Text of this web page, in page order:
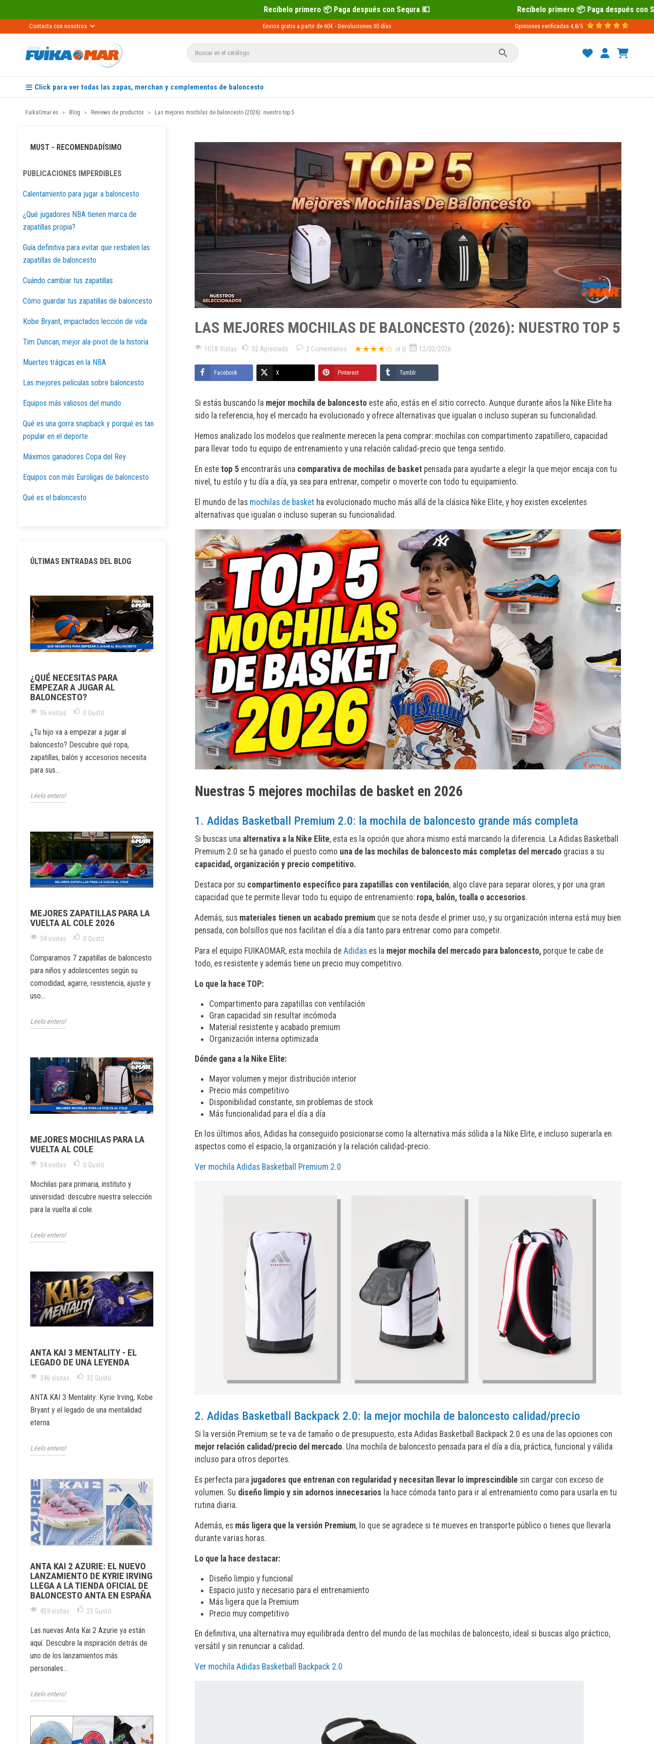
Recíbelo primero 📦 Paga después con Sequra 💶 Recíbelo primero 📦 Paga después con Sequra 💶
Contacta con nosotros Envios gratis a partir de 60€ - Devoluciones 30 días Opiniones verificadas 4,8/5

Click para ver todas las zapas, merchan y complementos de baloncesto
FuikaOmar.es Blog Reviews de productos Las mejores mochilas de baloncesto (2026): nuestro top 5
MUST - RECOMENDADÍSIMO
PUBLICACIONES IMPERDIBLES
Calentamiento para jugar a baloncesto
¿Qué jugadores NBA tienen marca de
zapatillas propia?
Guía definitiva para evitar que resbalen las
zapatillas de baloncesto
Cuándo cambiar tus zapatillas
Cómo guardar tus zapatillas de baloncesto
Kobe Bryant, impactados lección de vida
Tim Duncan, mejor ala-pivot de la historia
Muertes trágicas en la NBA
Las mejores películas sobre baloncesto
Equipos más valiosos del mundo
Qué es una gorra snapback y porqué es tan
popular en el deporte
Máximos ganadores Copa del Rey
Equipos con más Euroligas de baloncesto
Qué es el baloncesto
ÚLTIMAS ENTRADAS DEL BLOG
¿QUÉ NECESITAS PARA
EMPEZAR A JUGAR AL
BALONCESTO?
36 visitas 0 Gustó
¿Tu hijo va a empezar a jugar al
baloncesto? Descubre qué ropa,
zapatillas, balón y accesorios necesita
para sus...
Léelo entero!
MEJORES ZAPATILLAS PARA LA
VUELTA AL COLE 2026
34 visitas 0 Gustó
Comparamos 7 zapatillas de baloncesto
para niños y adolescentes según su
comodidad, agarre, resistencia, ajuste y
uso...
Léelo entero!
MEJORES MOCHILAS PARA LA
VUELTA AL COLE
34 visitas 0 Gustó
Mochilas para primaria, instituto y
universidad: descubre nuestra selección
para la vuelta al cole.
Léelo entero!
ANTA KAI 3 MENTALITY - EL
LEGADO DE UNA LEYENDA
346 visitas 32 Gustó
ANTA KAI 3 Mentality: Kyrie Irving, Kobe
Bryant y el legado de una mentalidad
eterna
Léelo entero!
ANTA KAI 2 AZURIE: EL NUEVO
LANZAMIENTO DE KYRIE IRVING
LLEGA A LA TIENDA OFICIAL DE
BALONCESTO ANTA EN ESPAÑA
459 visitas 25 Gustó
Las nuevas Anta Kai 2 Azurie ya están
aquí. Descubre la inspiración detrás de
uno de los lanzamientos más
personales...
Léelo entero!
LAS MEJORES MOCHILAS DE BALONCESTO (2026): NUESTRO TOP 5
1018 Vistas 32 Apreciado 2 Comentarios ★★★★☆ (4.5) 12/02/2026
Facebook X Pinterest Tumblr
Si estás buscando la mejor mochila de baloncestoeste año, estás en el sitio correcto. Aunque durante años la Nike Elite ha
sido la referencia, hoy el mercado ha evolucionado y ofrece alternativas que igualan o incluso superan su funcionalidad.
Hemos analizado los modelos que realmente merecen la pena comprar: mochilas con compartimento zapatillero, capacidad
para llevar todo tu equipo de entrenamiento y una relación calidad-precio que tenga sentido.
En este top 5encontrarás una comparativa de mochilas de basketpensada para ayudarte a elegir la que mejor encaja con tu
nivel, tu estilo y tu día a día, ya sea para entrenar, competir o moverte con todo tu equipamiento.
El mundo de las mochilas de basket ha evolucionado mucho más allá de la clásica Nike Elite, y hoy existen excelentes
alternativas que igualan o incluso superan su funcionalidad.
Nuestras 5 mejores mochilas de basket en 2026
1. Adidas Basketball Premium 2.0: la mochila de baloncesto grande más completa
Si buscas una alternativa a la Nike Elite, esta es la opción que ahora mismo está marcando la diferencia. La Adidas Basketball
Premium 2.0 se ha ganado el puesto como una de las mochilas de baloncesto más completas del mercadogracias a su
capacidad, organización y precio competitivo.
Destaca por su compartimento específico para zapatillas con ventilación, algo clave para separar olores, y por una gran
capacidad que te permite llevar todo tu equipo de entrenamiento: ropa, balón, toalla o accesorios.
Además, sus materiales tienen un acabado premiumque se nota desde el primer uso, y su organización interna está muy bien
pensada, con bolsillos que nos facilitan el día a día tanto para entrenar como para competir.
Para el equipo FUIKAOMAR, esta mochila de Adidases la mejor mochila del mercado para baloncesto,porque te cabe de
todo, es resistente y además tiene un precio muy competitivo.
Lo que la hace TOP:
Compartimento para zapatillas con ventilación
Gran capacidad sin resultar incómoda
Material resistente y acabado premium
Organización interna optimizada
Dónde gana a la Nike Elite:
Mayor volumen y mejor distribución interior
Precio más competitivo
Disponibilidad constante, sin problemas de stock
Más funcionalidad para el día a día
En los últimos años, Adidas ha conseguido posicionarse como la alternativa más sólida a la Nike Elite, e incluso superarla en
aspectos como el espacio, la organización y la relación calidad-precio.
Ver mochila Adidas Basketball Premium 2.0
2. Adidas Basketball Backpack 2.0: la mejor mochila de baloncesto calidad/precio
Si la versión Premium se te va de tamaño o de presupuesto, esta Adidas Basketball Backpack 2.0 es una de las opciones con
mejor relación calidad/precio del mercado. Una mochila de baloncesto pensada para el día a día, práctica, funcional y válida
incluso para otros deportes.
Es perfecta para jugadores que entrenan con regularidad y necesitan llevar lo imprescindiblesin cargar con exceso de
volumen. Su diseño limpio y sin adornos innecesarios la hace cómoda tanto para ir al entrenamiento como para usarla en tu
rutina diaria.
Además, es más ligera que la versión Premium, lo que se agradece si te mueves en transporte público o tienes que llevarla
durante varias horas.
Lo que la hace destacar:
Diseño limpio y funcional
Espacio justo y necesario para el entrenamiento
Más ligera que la Premium
Precio muy competitivo
En definitiva, una alternativa muy equilibrada dentro del mundo de las mochilas de baloncesto, ideal si buscas algo práctico,
versátil y sin renunciar a calidad.
Ver mochila Adidas Basketball Backpack 2.0